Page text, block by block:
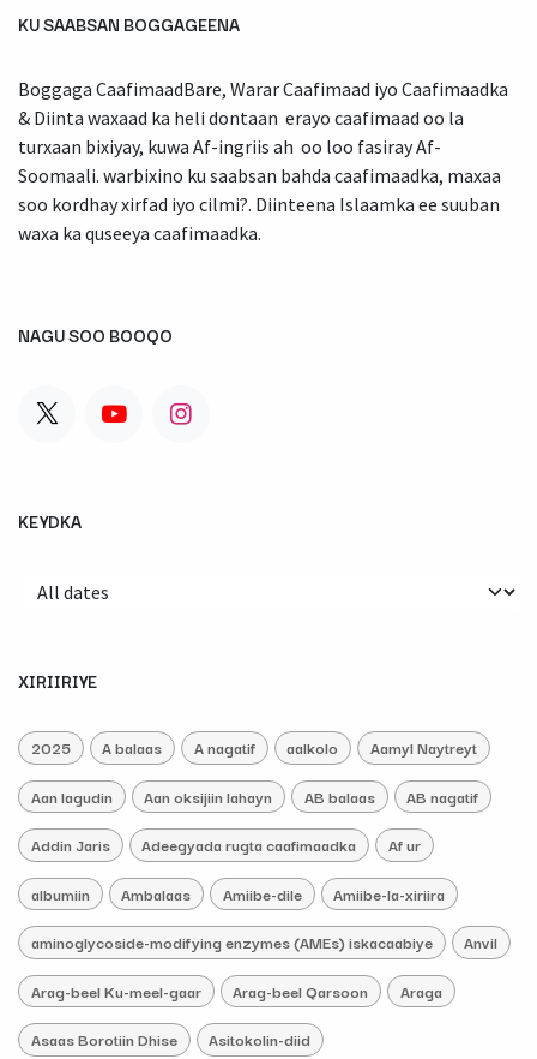
KU SAABSAN BOGGAGEENA
Boggaga CaafimaadBare, Warar Caafimaad iyo Caafimaadka
& Diinta waxaad ka heli dontaan erayo caafimaad oo la
turxaan bixiyay, kuwa Af-ingriis ah oo loo fasiray Af-
Soomaali. warbixino ku saabsan bahda caafimaadka, maxaa
soo kordhay xirfad iyo cilmi?. Diinteena Islaamka ee suuban
waxa ka quseeya caafimaadka.
NAGU SOO BOOQO
KEYDKA
XIRIIRIYE
2025 A balaas A nagatif aalkolo Aamyl Naytreyt
Aan lagudin Aan oksijiin lahayn AB balaas AB nagatif
Addin Jaris Adeegyada rugta caafimaadka Af ur
albumiin Ambalaas Amiibe-dile Amiibe-la-xiriira
aminoglycoside-modifying enzymes (AMEs) iskacaabiye Anvil
Arag-beel Ku-meel-gaar Arag-beel Qarsoon Araga
Asaas Borotiin Dhise Asitokolin-diid